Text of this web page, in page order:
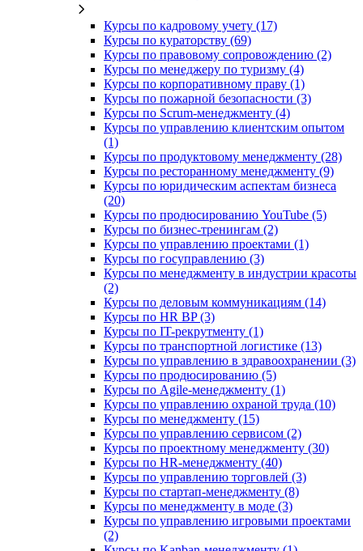
Курсы по кадровому учету (17)
Курсы по кураторству (69)
Курсы по правовому сопровождению (2)
Курсы по менеджеру по туризму (4)
Курсы по корпоративному праву (1)
Курсы по пожарной безопасности (3)
Курсы по Scrum-менеджменту (4)
Курсы по управлению клиентским опытом
(1)
Курсы по продуктовому менеджменту (28)
Курсы по ресторанному менеджменту (9)
Курсы по юридическим аспектам бизнеса
(20)
Курсы по продюсированию YouTube (5)
Курсы по бизнес-тренингам (2)
Курсы по управлению проектами (1)
Курсы по госуправлению (3)
Курсы по менеджменту в индустрии красоты
(2)
Курсы по деловым коммуникациям (14)
Курсы по HR BP (3)
Курсы по IT-рекрутменту (1)
Курсы по транспортной логистике (13)
Курсы по управлению в здравоохранении (3)
Курсы по продюсированию (5)
Курсы по Agile-менеджменту (1)
Курсы по управлению охраной труда (10)
Курсы по менеджменту (15)
Курсы по управлению сервисом (2)
Курсы по проектному менеджменту (30)
Курсы по HR-менеджменту (40)
Курсы по управлению торговлей (3)
Курсы по стартап-менеджменту (8)
Курсы по менеджменту в моде (3)
Курсы по управлению игровыми проектами
(2)